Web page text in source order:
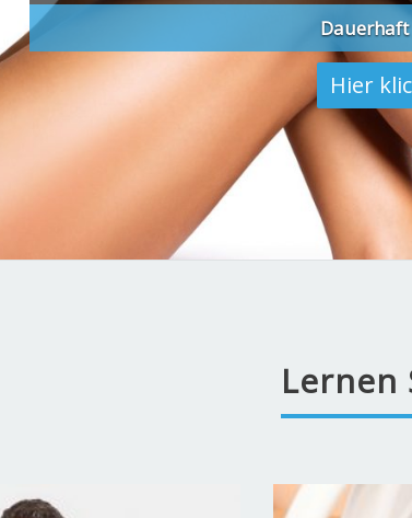
Hier
Lernen